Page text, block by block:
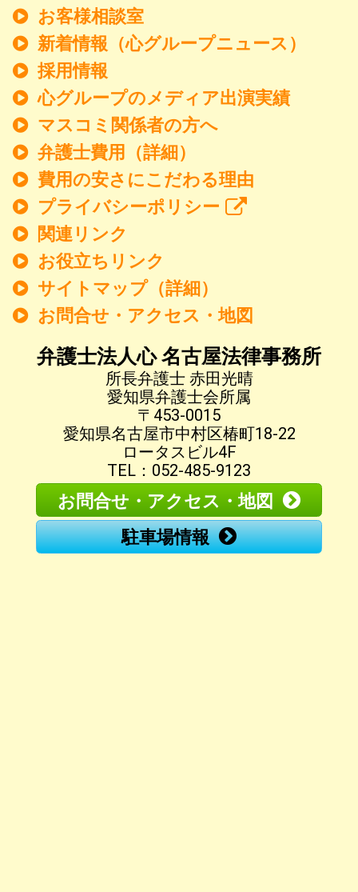
お客様相談室
新着情報 （心グループニュース）
採用情報
心グループのメディア出演実績
マスコミ関係者の方へ
弁護士費用（詳細）
費用の安さにこだわる理由
プライバシーポリシー
関連リンク
お役立ちリンク
サイトマップ（詳細）
お問合せ・アクセス・地図
弁護士法人心 名古屋法律事務所
所長弁護士 赤田光晴
愛知県弁護士会所属
〒453-0015
愛知県名古屋市中村区椿町18-22
ロータスビル4F
TEL：052-485-9123
お問合せ・アクセス・地図
駐車場情報